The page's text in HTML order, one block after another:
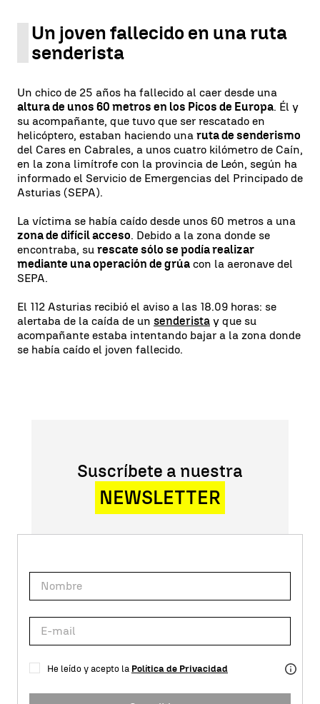
Un joven fallecido en una ruta
senderista
Un chico de 25 años ha fallecido al caer desde una
altura de unos 60 metros en los Picos de Europa. Él y
su acompañante, que tuvo que ser rescatado en
helicóptero, estaban haciendo una ruta de senderismo
del Cares en Cabrales, a unos cuatro kilómetro de Caín,
en la zona limítrofe con la provincia de León, según ha
informado el Servicio de Emergencias del Principado de
Asturias (SEPA).
La víctima se había caído desde unos 60 metros a una
zona de difícil acceso. Debido a la zona donde se
encontraba, su rescate sólo se podía realizar
mediante una operación de grúa con la aeronave del
SEPA.
El 112 Asturias recibió el aviso a las 18.09 horas: se
alertaba de la caída de un senderista y que su
acompañante estaba intentando bajar a la zona donde
se había caído el joven fallecido.
Suscríbete a nuestra
NEWSLETTER
He leído y acepto la Política de Privacidad